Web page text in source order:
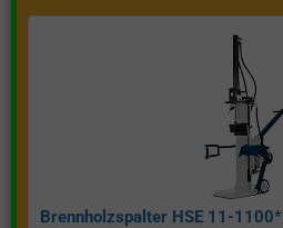
Brennholzspalter HSE 11-1100*